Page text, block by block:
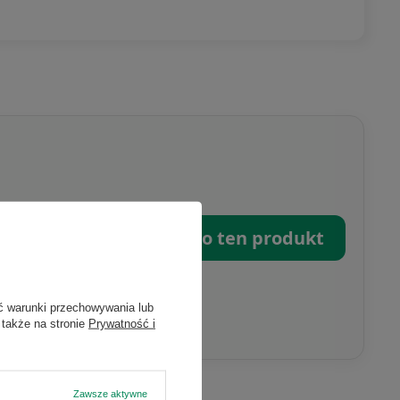
Zapytaj o ten produkt
warunki przechowywania lub
na stronie Prywatność i
Zawsze aktywne